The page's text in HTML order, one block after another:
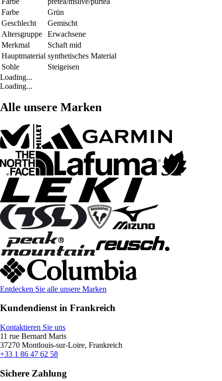
Farbe
Grün
Geschlecht
Gemischt
Altersgruppe
Erwachsene
Merkmal
Schaft mid
Hauptmaterial synthetisches Material
Sohle
Steigeisen
Loading...
Loading...
Alle unsere Marken
Entdecken Sie alle unsere Marken
Kundendienst in Frankreich
Kontaktieren Sie uns
11 rue Bernard Maris
37270 Montlouis-sur-Loire, Frankreich
+33 1 86 47 62 58
Sichere Zahlung